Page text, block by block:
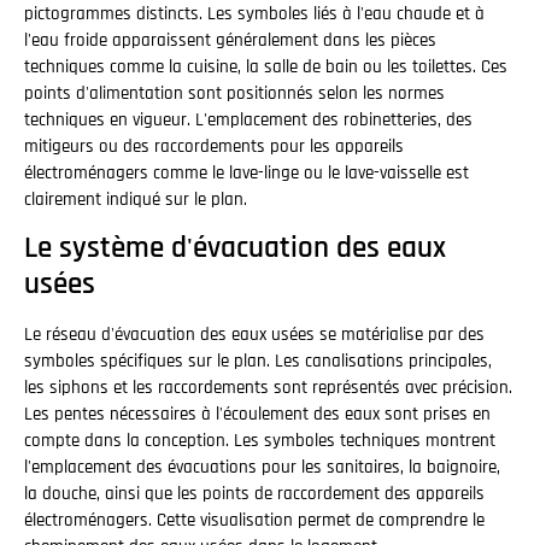
pictogrammes distincts. Les symboles liés à l'eau chaude et à
l'eau froide apparaissent généralement dans les pièces
techniques comme la cuisine, la salle de bain ou les toilettes. Ces
points d'alimentation sont positionnés selon les normes
techniques en vigueur. L'emplacement des robinetteries, des
mitigeurs ou des raccordements pour les appareils
électroménagers comme le lave-linge ou le lave-vaisselle est
clairement indiqué sur le plan.
Le système d'évacuation des eaux
usées
Le réseau d'évacuation des eaux usées se matérialise par des
symboles spécifiques sur le plan. Les canalisations principales,
les siphons et les raccordements sont représentés avec précision.
Les pentes nécessaires à l'écoulement des eaux sont prises en
compte dans la conception. Les symboles techniques montrent
l'emplacement des évacuations pour les sanitaires, la baignoire,
la douche, ainsi que les points de raccordement des appareils
électroménagers. Cette visualisation permet de comprendre le